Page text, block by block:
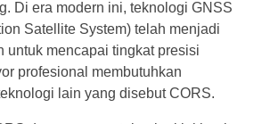
Di era modern ini, teknologi GNSS
Satellite System) telah menjadi
untuk mencapai tingkat presisi
profesional membutuhkan
lain yang disebut CORS.